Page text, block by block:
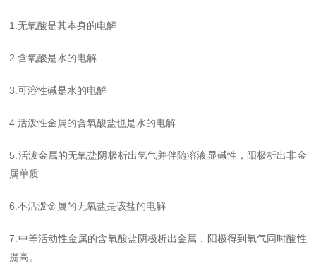
1.无氧酸是其本身的电解
2.含氧酸是水的电解
3.可溶性碱是水的电解
4.活泼性金属的含氧酸盐也是水的电解
5.活泼金属的无氧盐阴极析出氢气并伴随溶液显碱性，阳极析出非金
属单质
6.不活泼金属的无氧盐是该盐的电解
7.中等活动性金属的含氧酸盐阴极析出金属，阳极得到氧气同时酸性
提高。